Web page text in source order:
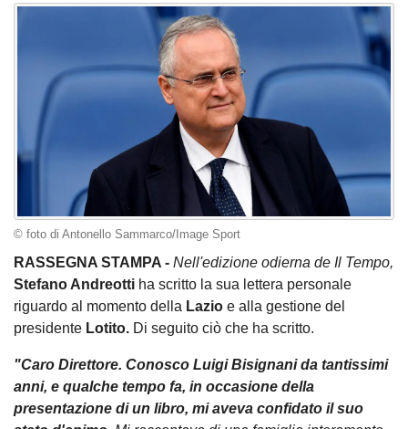
© foto di Antonello Sammarco/Image Sport
RASSEGNA STAMPA - Nell'edizione odierna de Il Tempo,
Stefano Andreotti ha scritto la sua lettera personale
riguardo al momento della Lazio e alla gestione del
presidente Lotito. Di seguito ciò che ha scritto.
"Caro Direttore. Conosco Luigi Bisignani da tantissimi
anni, e qualche tempo fa, in occasione della
presentazione di un libro, mi aveva confidato il suo